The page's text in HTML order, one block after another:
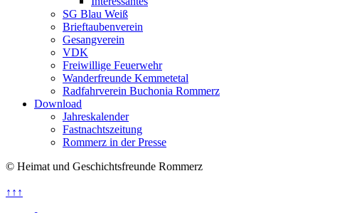
SG Blau Weiß
Brieftaubenverein
Gesangverein
VDK
Freiwillige Feuerwehr
Wanderfreunde Kemmetetal
Radfahrverein Buchonia Rommerz
Download
Jahreskalender
Fastnachtszeitung
Rommerz in der Presse
© Heimat und Geschichtsfreunde Rommerz
↑↑↑